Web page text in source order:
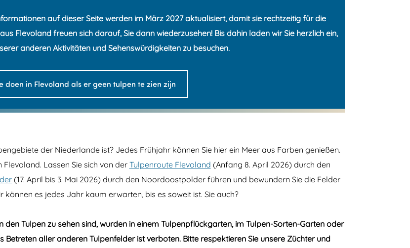
auf dieser Seite werden im März 2027 aktualisiert, damit sie rechtzeitig für die
Flevoland freuen sich darauf, Sie dann wiederzusehen! Bis dahin laden wir Sie herzlich ein,
anderen Aktivitäten und Sehenswürdigkeiten zu besuchen.
doen in Flevoland als er geen tulpen te zien zijn
der Niederlande ist? Jedes Frühjahr können Sie hier ein Meer aus Farben genießen.
Lassen Sie sich von der Tulpenroute Flevoland (Anfang 8. April 2026) durch den
(17. April bis 3. Mai 2026) durch den Noordoostpolder führen und bewundern Sie die Felder
können es jedes Jahr kaum erwarten, bis es soweit ist. Sie auch?
den Tulpen zu sehen sind, wurden in einem Tulpenpflückgarten, im Tulpen-Sorten-Garten oder
aller anderen Tulpenfelder ist verboten. Bitte respektieren Sie unsere Züchter und